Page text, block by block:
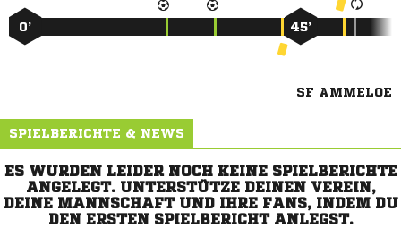
0’ 45’
SF AMMELOE
SPIELBERICHTE & NEWS
ES WURDEN LEIDER NOCH KEINE SPIELBERICHTE
ANGELEGT. UNTERSTÜTZE DEINEN VEREIN,
DEINE MANNSCHAFT UND IHRE FANS, INDEM DU
DEN ERSTEN SPIELBERICHT ANLEGST.